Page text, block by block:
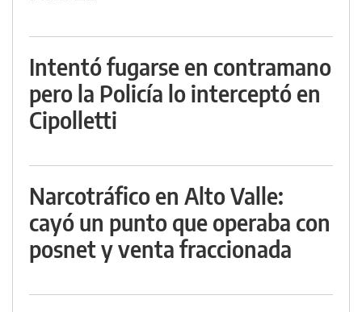
Intentó fugarse en contramano
pero la Policía lo interceptó en
Cipolletti
Narcotráfico en Alto Valle:
cayó un punto que operaba con
posnet y venta fraccionada